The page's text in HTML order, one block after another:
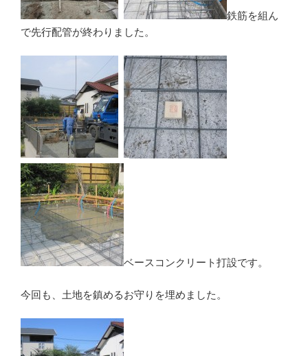
鉄筋を組ん
で先行配管が終わりました。
ベースコンクリート打設です。
今回も、土地を鎮めるお守りを埋めました。